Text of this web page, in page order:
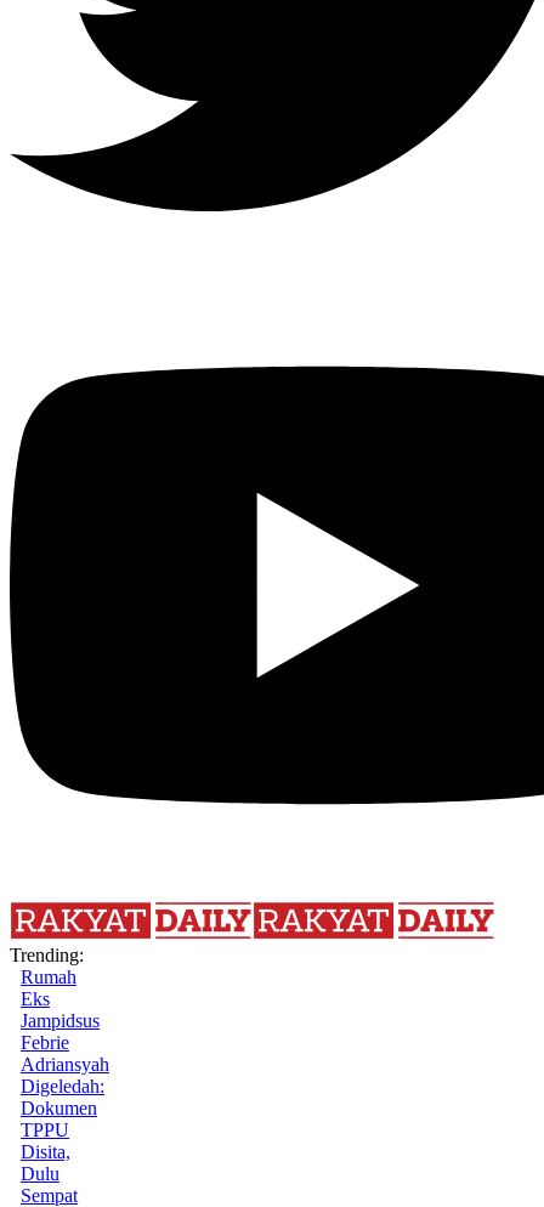
Trending:
Rumah
Eks
Jampidsus
Febrie
Adriansyah
Digeledah:
Dokumen
TPPU
Disita,
Dulu
Sempat